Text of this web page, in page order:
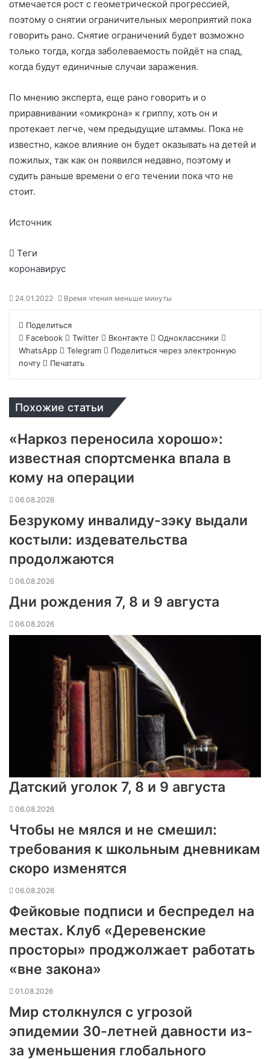
отмечается рост с геометрической прогрессией,
поэтому о снятии ограничительных мероприятий пока
говорить рано. Снятие ограничений будет возможно
только тогда, когда заболеваемость пойдёт на спад,
когда будут единичные случаи заражения.
По мнению эксперта, еще рано говорить и о
приравнивании «омикрона» к гриппу, хоть он и
протекает легче, чем предыдущие штаммы. Пока не
известно, какое влияние он будет оказывать на детей и
пожилых, так как он появился недавно, поэтому и
судить раньше времени о его течении пока что не
стоит.
Источник
Теги
коронавирус
24.01.2022 Время чтения меньше минуты
Поделиться
Facebook
Twitter Вконтакте
Одноклассники
WhatsApp
Telegram
Поделиться через электронную
почту
Печатать
Похожие статьи
«Наркоз переносила хорошо»:
известная спортсменка впала в
кому на операции
06.08.2026
Безрукому инвалиду-зэку выдали
костыли: издевательства
продолжаются
06.08.2026
Дни рождения 7, 8 и 9 августа
06.08.2026
Датский уголок 7, 8 и 9 августа
06.08.2026
Чтобы не мялся и не смешил:
требования к школьным дневникам
скоро изменятся
06.08.2026
Фейковые подписи и беспредел на
местах. Клуб «Деревенские
просторы» проджолжает работать
«вне закона»
01.08.2026
Мир столкнулся с угрозой
эпидемии 30-летней давности из-
за уменьшения глобального